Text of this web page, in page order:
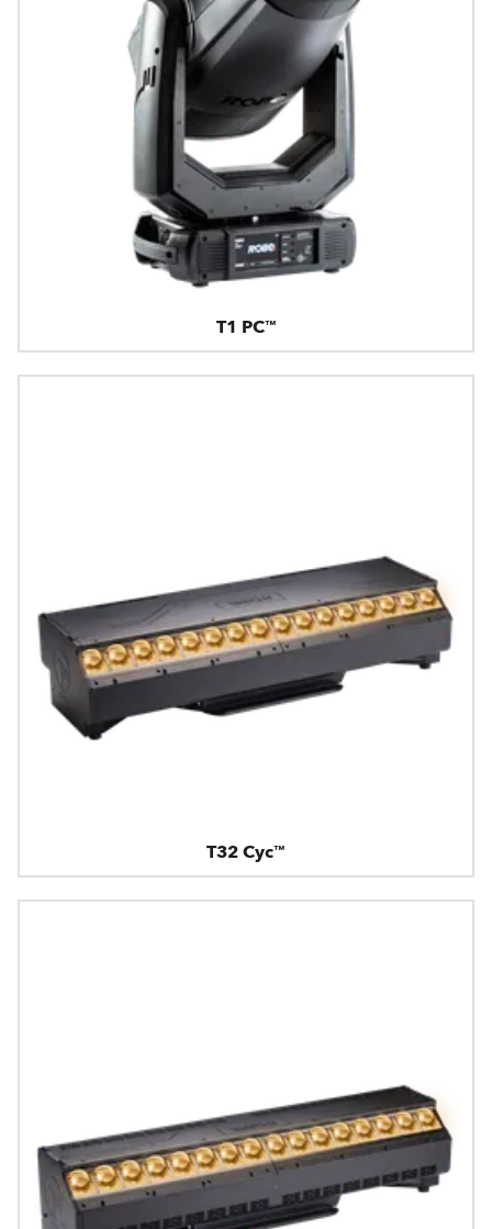
T1 PC™
T32 Cyc™